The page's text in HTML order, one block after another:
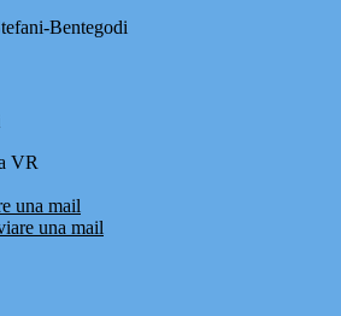
Bentegodi
VR
una mail
una mail